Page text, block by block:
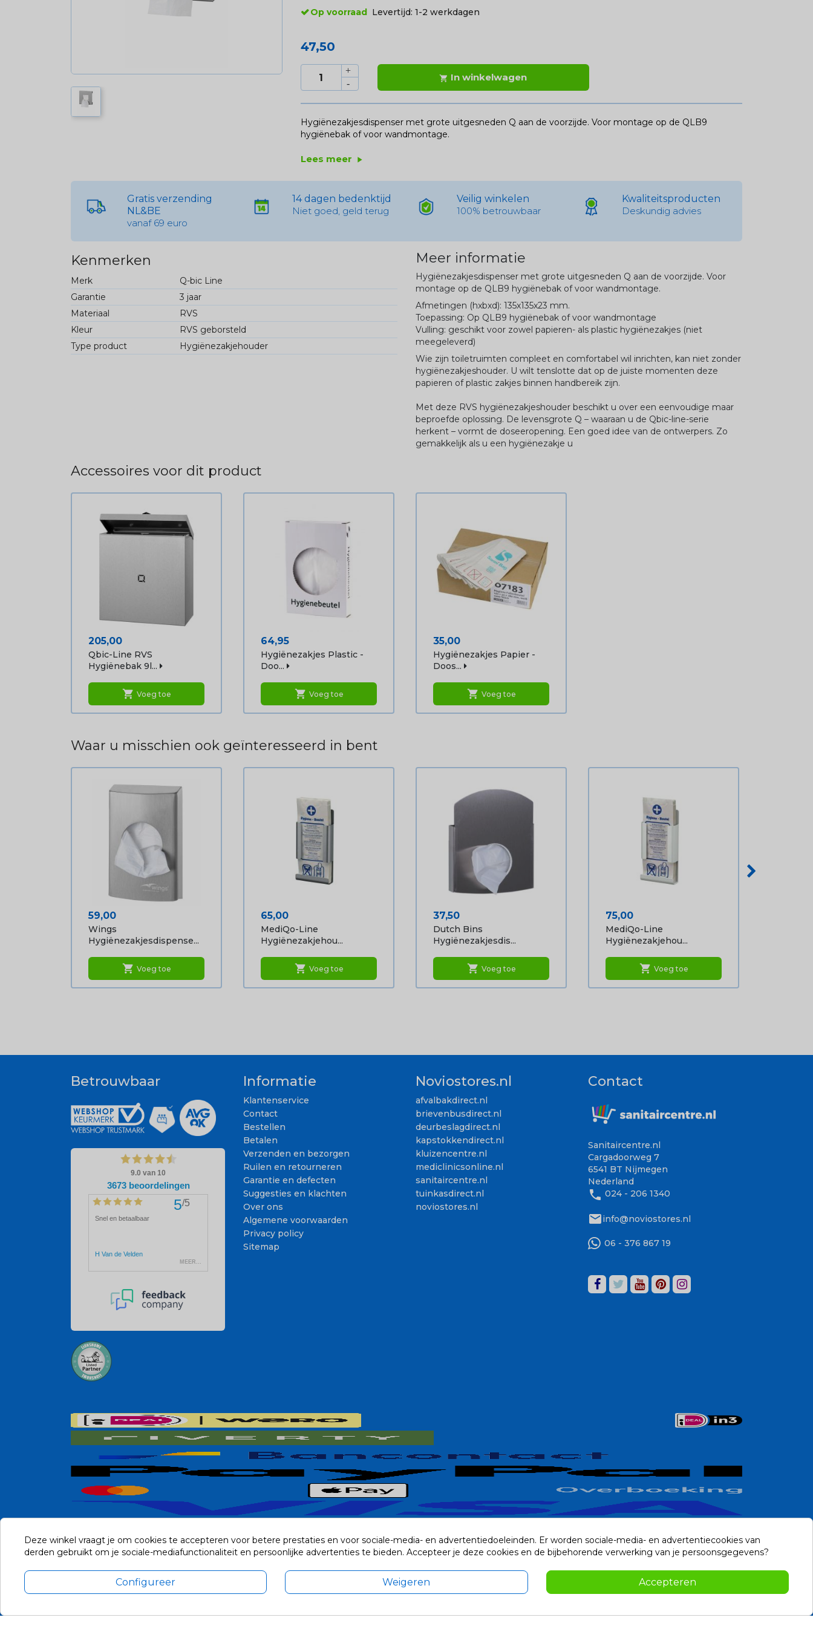
Op voorraad Levertijd: 1-2 werkdagen
47,50
 In winkelwagen
Hygiënezakjesdispenser met grote uitgesneden Q aan de voorzijde. Voor montage op de QLB9
hygiënebak of voor wandmontage.
Lees meer play_arrow
Gratis verzending
NL&BE
vanaf 69 euro
14 dagen bedenktijd
Niet goed, geld terug
Veilig winkelen
100% betrouwbaar
Kwaliteitsproducten
Deskundig advies
Kenmerken
Merk
Q-bic Line
Garantie
3 jaar
Materiaal
RVS
Kleur
RVS geborsteld
Type product
Hygiënezakjehouder
Meer informatie
Hygiënezakjesdispenser met grote uitgesneden Q aan de voorzijde. Voor
montage op de QLB9 hygiënebak of voor wandmontage.
Afmetingen (hxbxd): 135x135x23 mm.
Toepassing: Op QLB9 hygiënebak of voor wandmontage
Vulling: geschikt voor zowel papieren- als plastic hygiënezakjes (niet
meegeleverd)
Wie zijn toiletruimten compleet en comfortabel wil inrichten, kan niet zonder
hygiënezakjeshouder. U wilt tenslotte dat op de juiste momenten deze
papieren of plastic zakjes binnen handbereik zijn.
Met deze RVS hygiënezakjeshouder beschikt u over een eenvoudige maar
beproefde oplossing. De levensgrote Q – waaraan u de Qbic-line-serie
herkent – vormt de doseeropening. Een goed idee van de ontwerpers. Zo
gemakkelijk als u een hygiënezakje u
Accessoires voor dit product
Prijs
205,00
Qbic-Line RVS
Hygiënebak 9l...
shopping_cart Voeg toe
Prijs
64,95
Hygiënezakjes Plastic -
Doo...
shopping_cart Voeg toe
Prijs
35,00
Hygiënezakjes Papier -
Doos...
shopping_cart Voeg toe
Waar u misschien ook geïnteresseerd in bent
Prijs
59,00
Wings
Hygiënezakjesdispense...
shopping_cart Voeg toe
Prijs
65,00
MediQo-Line
Hygiënezakjehou...
shopping_cart Voeg toe
Prijs
37,50
Dutch Bins
Hygiënezakjesdis...
shopping_cart Voeg toe
Prijs
75,00
MediQo-Line
Hygiënezakjehou...
shopping_cart Voeg toe
Betrouwbaar Informatie
Klantenservice
Contact
Bestellen
Betalen
Verzenden en bezorgen
Ruilen en retourneren
Garantie en defecten
Suggesties en klachten
Over ons
Algemene voorwaarden
Privacy policy
Sitemap
Noviostores.nl
afvalbakdirect.nl
brievenbusdirect.nl
deurbeslagdirect.nl
kapstokkendirect.nl
kluizencentre.nl
mediclinicsonline.nl
sanitaircentre.nl
tuinkasdirect.nl
noviostores.nl
Contact
Sanitaircentre.nl
Cargadoorweg 7
6541 BT Nijmegen
Nederland
phone 024 - 206 1340
mailinfo@noviostores.nl
06 - 376 867 19
Alle prijzen zijn in Euro, inclusief BTW en andere heffingen en exclusief eventuele verzendkosten.
© 2014-2026 Noviostores.nl. Alle rechten voorbehouden.
Deze winkel vraagt je om cookies te accepteren voor betere prestaties en voor sociale-media- en advertentiedoeleinden. Er worden sociale-media- en advertentiecookies van
derden gebruikt om je sociale-mediafunctionaliteit en persoonlijke advertenties te bieden. Accepteer je deze cookies en de bijbehorende verwerking van je persoonsgegevens?
Configureer Weigeren Accepteren